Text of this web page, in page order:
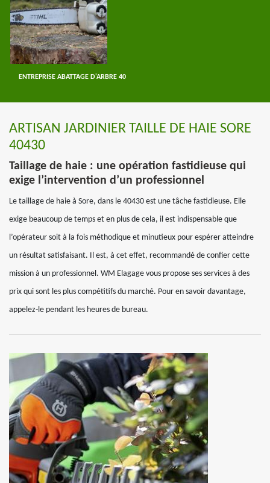
ENTREPRISE ABATTAGE D'ARBRE 40
ARTISAN JARDINIER TAILLE DE HAIE SORE
40430
Taillage de haie : une opération fastidieuse qui
exige l’intervention d’un professionnel
Le taillage de haie à Sore, dans le 40430 est une tâche fastidieuse. Elle
exige beaucoup de temps et en plus de cela, il est indispensable que
l’opérateur soit à la fois méthodique et minutieux pour espérer atteindre
un résultat satisfaisant. Il est, à cet effet, recommandé de confier cette
mission à un professionnel. WM Elagage vous propose ses services à des
prix qui sont les plus compétitifs du marché. Pour en savoir davantage,
appelez-le pendant les heures de bureau.